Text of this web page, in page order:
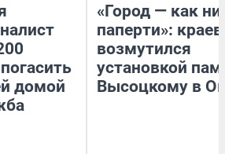
домой
«Город — как
паперти»:
возмутился
установкой
Высоцкому в